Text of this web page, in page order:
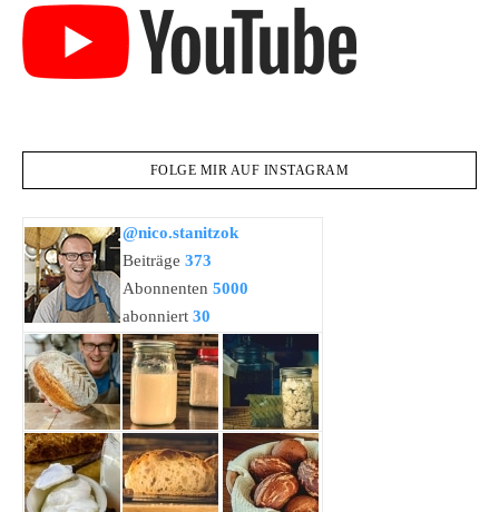
FOLGE MIR AUF INSTAGRAM
@nico.stanitzok
Beiträge 373
Abonnenten 5000
abonniert 30